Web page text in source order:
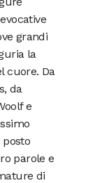
grandi
la
cuore. Da
da
e
parole e
di